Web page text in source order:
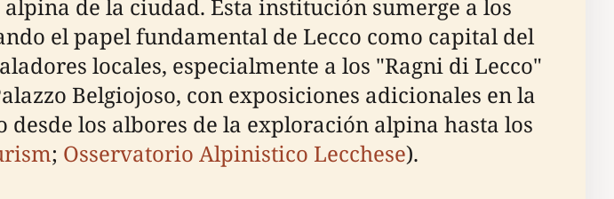
de la ciudad. Esta institución sumerge a los
el papel fundamental de Lecco como capital del
locales, especialmente a los "Ragni di Lecco"
Belgiojoso, con exposiciones adicionales en la
los albores de la exploración alpina hasta los
; Osservatorio Alpinistico Lecchese).